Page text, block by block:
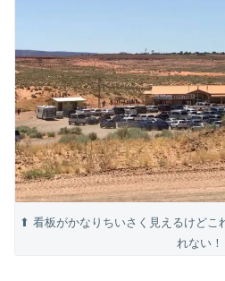
⬆ 看板がかなりちいさく見えるけどこ
れない！